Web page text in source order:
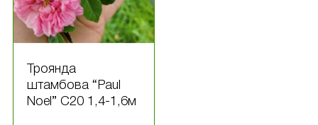
Троянда
штамбова “Paul
Noel” С20 1,4-1,6м